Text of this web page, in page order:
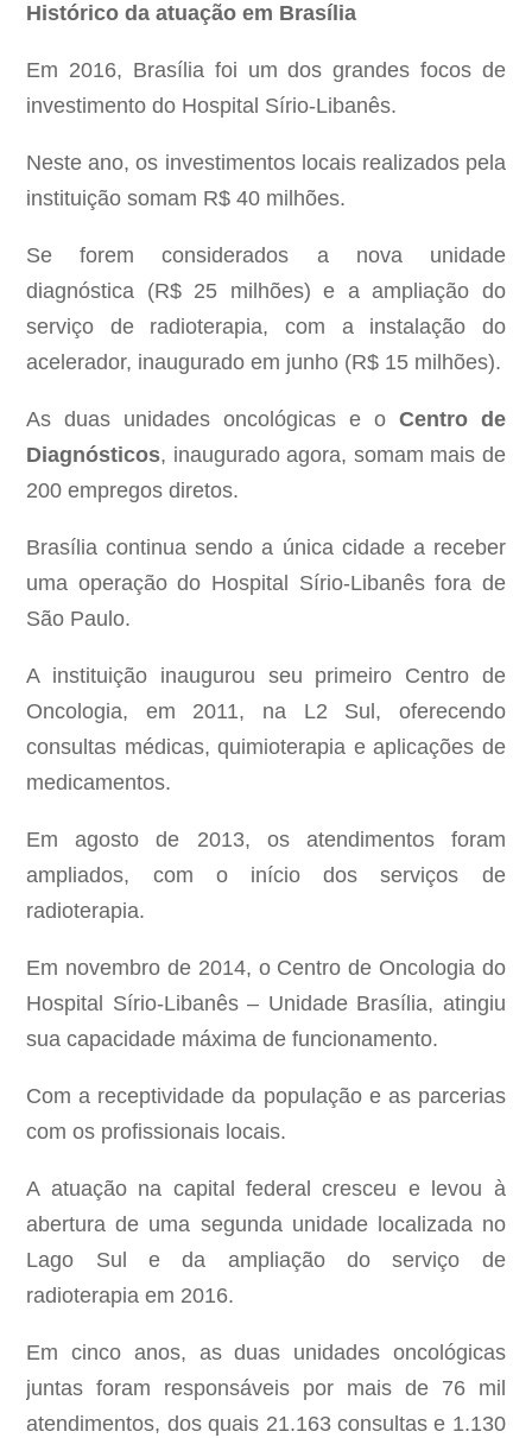
Histórico da atuação em Brasília
Em 2016, Brasília foi um dos grandes focos de
investimento do Hospital Sírio-Libanês.
Neste ano, os investimentos locais realizados pela
instituição somam R$ 40 milhões.
Se forem considerados a nova unidade
diagnóstica (R$ 25 milhões) e a ampliação do
serviço de radioterapia, com a instalação do
acelerador, inaugurado em junho (R$ 15 milhões).
As duas unidades oncológicas e o Centro de
Diagnósticos, inaugurado agora, somam mais de
200 empregos diretos.
Brasília continua sendo a única cidade a receber
uma operação do Hospital Sírio-Libanês fora de
São Paulo.
A instituição inaugurou seu primeiro Centro de
Oncologia, em 2011, na L2 Sul, oferecendo
consultas médicas, quimioterapia e aplicações de
medicamentos.
Em agosto de 2013, os atendimentos foram
ampliados, com o início dos serviços de
radioterapia.
Em novembro de 2014, o Centro de Oncologia do
Hospital Sírio-Libanês – Unidade Brasília, atingiu
sua capacidade máxima de funcionamento.
Com a receptividade da população e as parcerias
com os profissionais locais.
A atuação na capital federal cresceu e levou à
abertura de uma segunda unidade localizada no
Lago Sul e da ampliação do serviço de
radioterapia em 2016.
Em cinco anos, as duas unidades oncológicas
juntas foram responsáveis por mais de 76 mil
atendimentos, dos quais 21.163 consultas e 1.130